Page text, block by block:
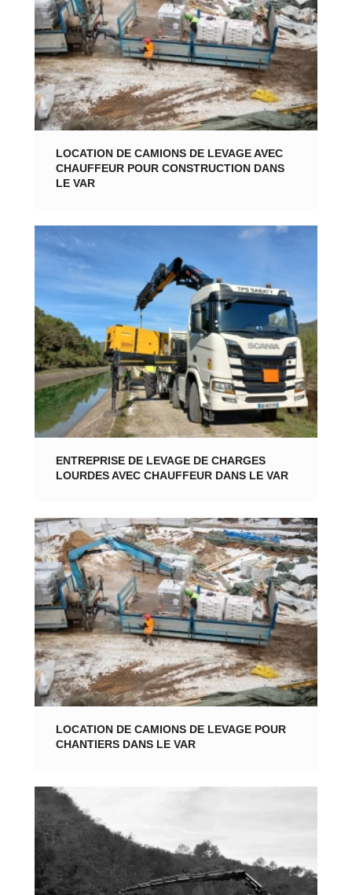
LOCATION DE CAMIONS DE LEVAGE AVEC
CHAUFFEUR POUR CONSTRUCTION DANS
LE VAR
ENTREPRISE DE LEVAGE DE CHARGES
LOURDES AVEC CHAUFFEUR DANS LE VAR
LOCATION DE CAMIONS DE LEVAGE POUR
CHANTIERS DANS LE VAR